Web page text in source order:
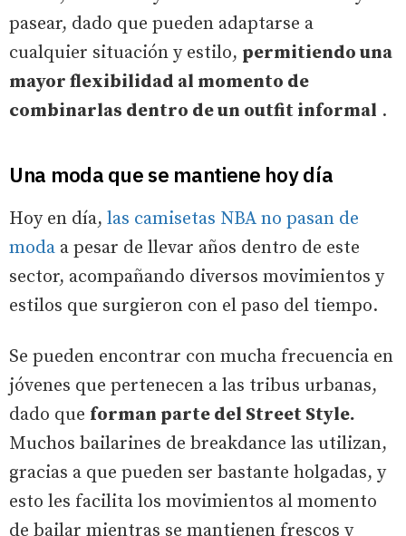
pasear, dado que pueden adaptarse a
cualquier situación y estilo, permitiendo una
mayor flexibilidad al momento de
combinarlas dentro de un outfit informal .
Una moda que se mantiene hoy día
Hoy en día, las camisetas NBA no pasan de
moda a pesar de llevar años dentro de este
sector, acompañando diversos movimientos y
estilos que surgieron con el paso del tiempo.
Se pueden encontrar con mucha frecuencia en
jóvenes que pertenecen a las tribus urbanas,
dado que forman parte del Street Style.
Muchos bailarines de breakdance las utilizan,
gracias a que pueden ser bastante holgadas, y
esto les facilita los movimientos al momento
de bailar mientras se mantienen frescos y